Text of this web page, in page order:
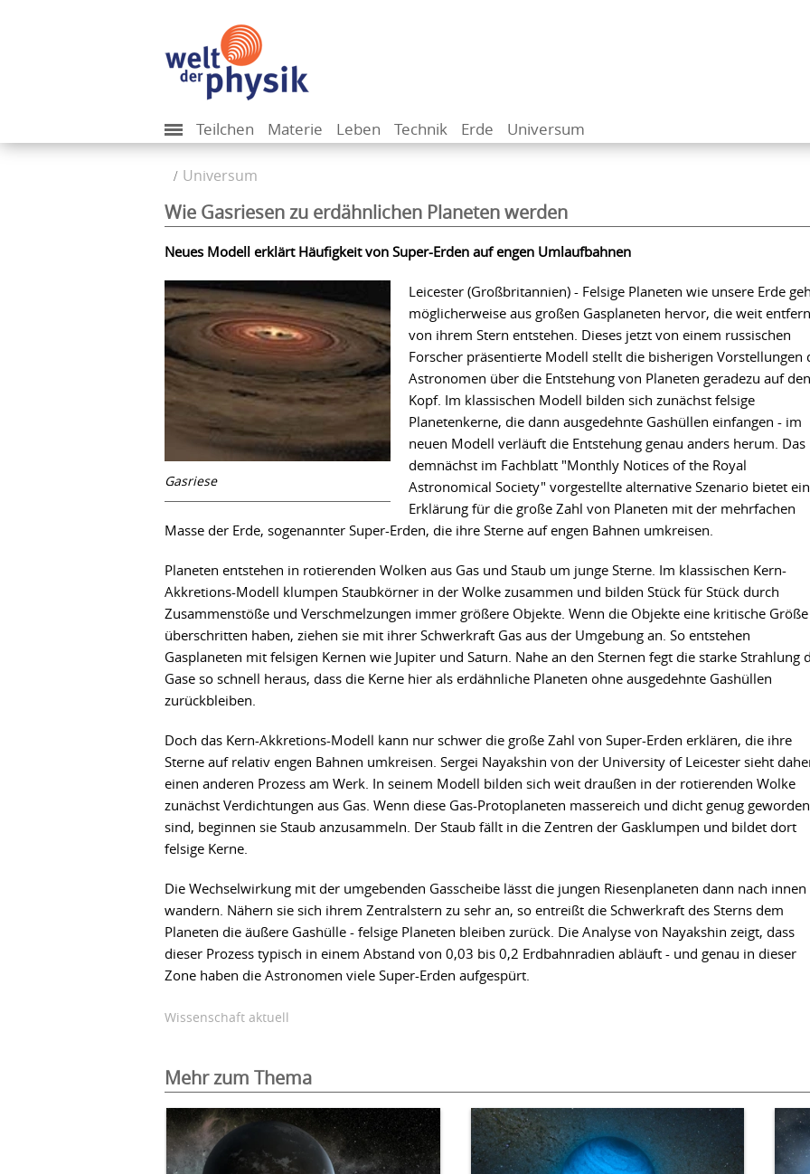
Teilchen Materie Leben Technik Erde Universum
Universum
Wie Gasriesen zu erdähnlichen Planeten werden
Neues Modell erklärt Häufigkeit von Super-Erden auf engen Umlaufbahnen
Gasriese
Leicester (Großbritannien) - Felsige Planeten wie unsere Erde
möglicherweise aus großen Gasplaneten hervor, die weit
von ihrem Stern entstehen. Dieses jetzt von einem russischen
Forscher präsentierte Modell stellt die bisherigen Vorstellungen
Astronomen über die Entstehung von Planeten geradezu auf den
Kopf. Im klassischen Modell bilden sich zunächst felsige
Planetenkerne, die dann ausgedehnte Gashüllen einfangen - im
neuen Modell verläuft die Entstehung genau anders herum. Das
demnächst im Fachblatt "Monthly Notices of the Royal
Astronomical Society" vorgestellte alternative Szenario bietet
Erklärung für die große Zahl von Planeten mit der mehrfachen
Masse der Erde, sogenannter Super-Erden, die ihre Sterne auf engen Bahnen umkreisen.
Planeten entstehen in rotierenden Wolken aus Gas und Staub um junge Sterne. Im klassischen Kern-
Akkretions-Modell klumpen Staubkörner in der Wolke zusammen und bilden Stück für Stück durch
Zusammenstöße und Verschmelzungen immer größere Objekte. Wenn die Objekte eine kritische Größe
überschritten haben, ziehen sie mit ihrer Schwerkraft Gas aus der Umgebung an. So entstehen
Gasplaneten mit felsigen Kernen wie Jupiter und Saturn. Nahe an den Sternen fegt die starke Strahlung
Gase so schnell heraus, dass die Kerne hier als erdähnliche Planeten ohne ausgedehnte Gashüllen
zurückbleiben.
Doch das Kern-Akkretions-Modell kann nur schwer die große Zahl von Super-Erden erklären, die ihre
Sterne auf relativ engen Bahnen umkreisen. Sergei Nayakshin von der University of Leicester sieht
einen anderen Prozess am Werk. In seinem Modell bilden sich weit draußen in der rotierenden Wolke
zunächst Verdichtungen aus Gas. Wenn diese Gas-Protoplaneten massereich und dicht genug geworden
sind, beginnen sie Staub anzusammeln. Der Staub fällt in die Zentren der Gasklumpen und bildet dort
felsige Kerne.
Die Wechselwirkung mit der umgebenden Gasscheibe lässt die jungen Riesenplaneten dann nach innen
wandern. Nähern sie sich ihrem Zentralstern zu sehr an, so entreißt die Schwerkraft des Sterns dem
Planeten die äußere Gashülle - felsige Planeten bleiben zurück. Die Analyse von Nayakshin zeigt, dass
dieser Prozess typisch in einem Abstand von 0,03 bis 0,2 Erdbahnradien abläuft - und genau in dieser
Zone haben die Astronomen viele Super-Erden aufgespürt.
Wissenschaft aktuell
Mehr zum Thema